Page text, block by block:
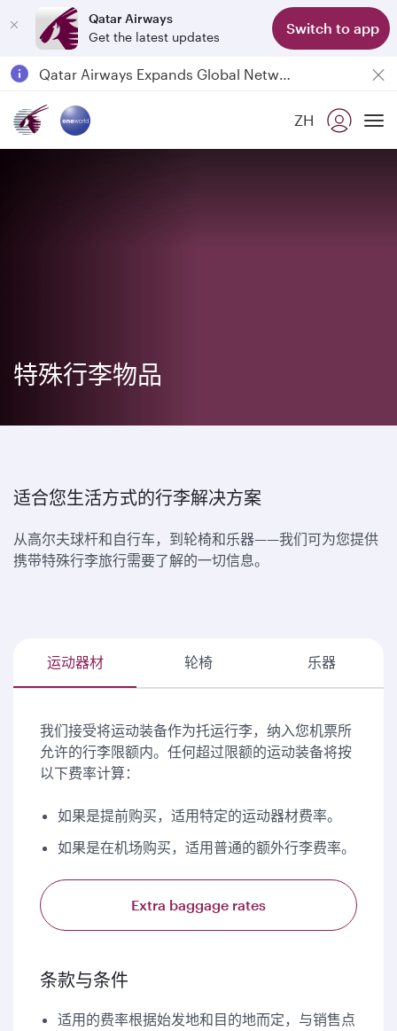
Qatar Airways
Get the latest updates
Switch to app
6 August 2026: Qatar Airways flight resumption to Bahrain (BAH), Erbil (EBL), and Kuwait (KWI)ZH
特殊行李物品
适合您生活方式的行李解决方案
从高尔夫球杆和自行车，到轮椅和乐器——我们可为您提供
携带特殊行李旅行需要了解的一切信息。
运动器材 轮椅 乐器
我们接受将运动装备作为托运行李，纳入您机票所
允许的行李限额内。任何超过限额的运动装备将按
以下费率计算：
如果是提前购买，适用特定的运动器材费率。
如果是在机场购买，适用普通的额外行李费率。
Extra baggage rates
条款与条件
适用的费率根据始发地和目的地而定，与销售点